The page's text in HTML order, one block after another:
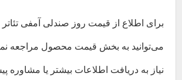
می‌توانید به بخش قیمت محصول مراجعه
نیاز به دریافت اطلاعات بیشتر یا مشاوره